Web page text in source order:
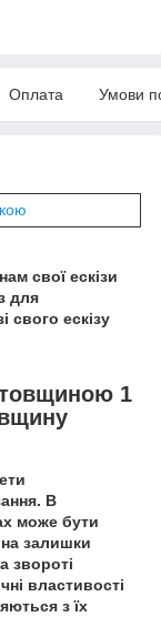
Оплата Умови
свої ескізи
для
свого ескізу
товщиною 1
В
може бути
залишки
звороті
властивості
з їх